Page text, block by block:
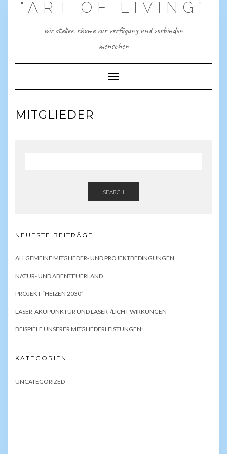
"ART OF LIVING"
wir stellen räume zur verfügung und verbinden
menschen
Toggle Navigation
MITGLIEDER
SEARCH
NEUESTE BEITRÄGE
ALLGEMEINE MITGLIEDER- UND PROJEKTBEDINGUNGEN
NATUR- UND ABENTEUERLAND
PROJEKT “HEIZEN 2030”
LASER-AKUPUNKTUR UND LASER-/LICHT WIRKUNGEN
BEISPIELE UNSERER MITGLIEDERLEISTUNGEN:
KATEGORIEN
UNCATEGORIZED